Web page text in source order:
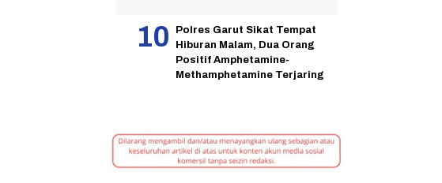
Polres Garut Sikat Tempat
Hiburan Malam, Dua Orang
Positif Amphetamine-
Methamphetamine Terjaring